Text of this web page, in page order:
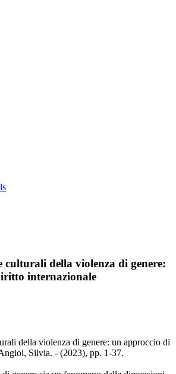
culturali della violenza di genere:
internazionale
della violenza di genere: un approccio di
Silvia. - (2023), pp. 1-37.